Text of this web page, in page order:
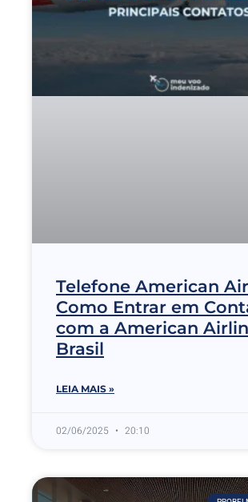
Telefone American
Como Entrar em
com a American
Brasil
LEIA MAIS »
02/06/2025 20:10